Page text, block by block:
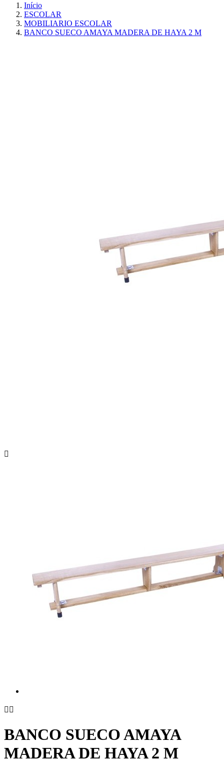
Início
ESCOLAR
MOBILIARIO ESCOLAR
BANCO SUECO AMAYA MADERA DE HAYA 2 M

 
BANCO SUECO AMAYA
MADERA DE HAYA 2 M